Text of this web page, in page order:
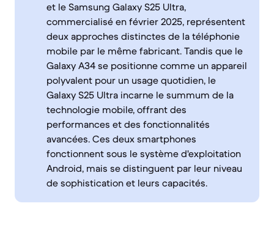
et le Samsung Galaxy S25 Ultra,
commercialisé en février 2025, représentent
deux approches distinctes de la téléphonie
mobile par le même fabricant. Tandis que le
Galaxy A34 se positionne comme un appareil
polyvalent pour un usage quotidien, le
Galaxy S25 Ultra incarne le summum de la
technologie mobile, offrant des
performances et des fonctionnalités
avancées. Ces deux smartphones
fonctionnent sous le système d'exploitation
Android, mais se distinguent par leur niveau
de sophistication et leurs capacités.